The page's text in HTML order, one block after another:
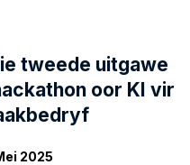
tweede uitgawe
oor KI vir
2025